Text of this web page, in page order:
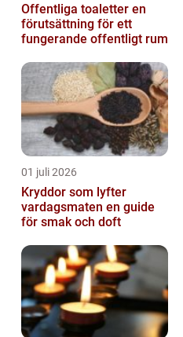
Offentliga toaletter en
förutsättning för ett
fungerande offentligt rum
01 juli 2026
Kryddor som lyfter
vardagsmaten en guide
för smak och doft